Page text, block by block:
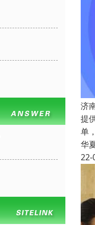
济
提
单
华
22-